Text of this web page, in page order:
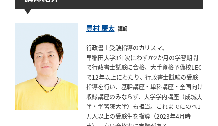
豊村 慶太 講師
行政書士受験指導のカリスマ。
早稲田大学3年次にわずか2か月の学習期間
で行政書士試験に合格。大手資格予備校LEC
で12年以上にわたり、行政書士試験の受験
指導を行い、基幹講座・単科講座・全国向け
収録講座のみならず、大学学内講座（成城大
学・学習院大学）も担当。これまでにのべ1
万人以上の受験生を指導（2023年4月時